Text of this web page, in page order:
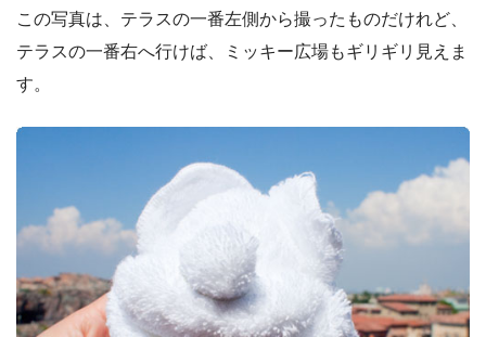
この写真は、テラスの一番左側から撮ったものだけれど、
テラスの一番右へ行けば、ミッキー広場もギリギリ見えま
す。